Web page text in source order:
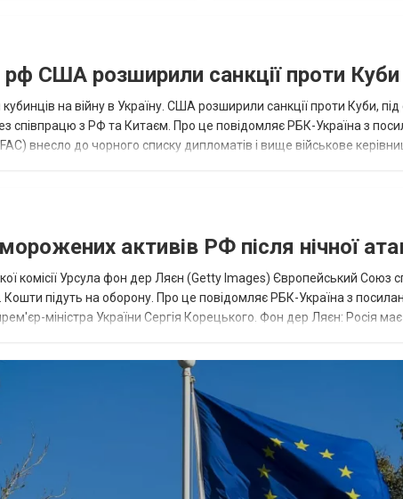
рф США розширили санкції проти Куби
на війну в Україну. США розширили санкції проти Куби,
співпрацю з РФ та Китаєм. Про це повідомляє РБК-Україна з
внесло до чорного списку дипломатів і вище військове
активів РФ після нічної
комісії Урсула фон дер Ляєн (Getty Images) Європейський Союз
Кошти підуть на оборону. Про це повідомляє РБК-Україна з
міністра України Сергія Корецького. Фон дер Ляєн: Росія